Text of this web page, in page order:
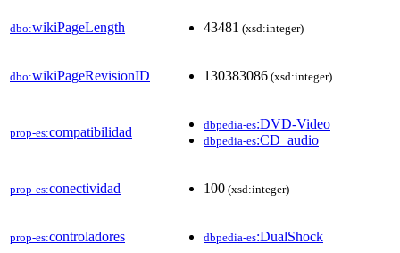
dbo:wikiPageLength 43481 (xsd:integer)
dbo:wikiPageRevisionID 130383086 (xsd:integer)
prop-es:compatibilidad dbpedia-es:DVD-Video
dbpedia-es:CD_audio
prop-es:conectividad 100 (xsd:integer)
prop-es:controladores dbpedia-es:DualShock